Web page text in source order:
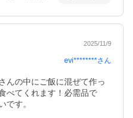
2025/11/9
evi********さん
んの中にご飯に混ぜて作っ
べてくれます！必需品で
です。